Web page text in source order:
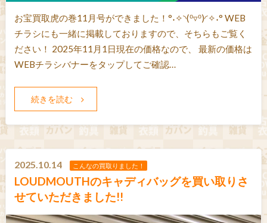
お宝買取虎の巻11月号ができました！°˖✧◝(⁰▿⁰)◜✧˖° WEB
チラシにも一緒に掲載しておりますので、そちらもご覧く
ださい！ 2025年11月1日現在の価格なので、 最新の価格は
WEBチラシバナーをタップしてご確認…
続きを読む
2025.10.14 こんなの買取りました！
LOUDMOUTHのキャディバッグを買い取りさ
せていただきました!!